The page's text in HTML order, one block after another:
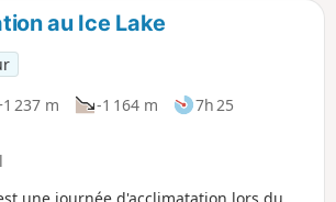
au Ice Lake
237 m -1 164 m
7h 25